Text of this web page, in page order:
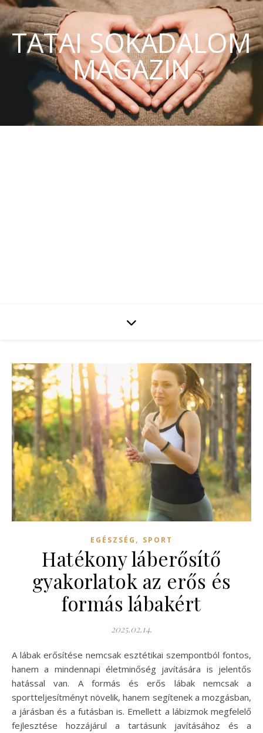
TATAI SOKADALOM
MAGAZIN
EGÉSZSÉG , SPORT
Hatékony láberősítő
gyakorlatok az erős és
formás lábakért
2025.02.14.
A lábak erősítése nemcsak esztétikai szempontból fontos,
hanem a mindennapi életminőség javítására is jelentős
hatással van. A formás és erős lábak nemcsak a
sportteljesítményt növelik, hanem segítenek a mozgásban,
a járásban és a futásban is. Emellett a lábizmok megfelelő
fejlesztése hozzájárul a tartásunk javításához és a